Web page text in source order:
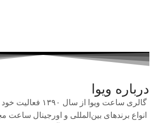
درباره ویوا
گالری ساعت ویوا از
انواع برندهای بین‌المللی و اورجینال ساعت